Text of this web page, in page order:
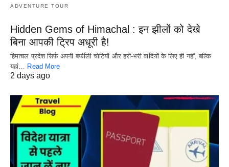
ADVENTURE TOUR
Hidden Gems of Himachal : इन झीलों को देखे
बिना आपकी ट्रिप अधूरी है!
हिमाचल प्रदेश सिर्फ अपनी बर्फीली चोटियों और हरी-भरी वादियों के लिए ही नहीं, बल्कि
यहां…
Read More
2 days ago